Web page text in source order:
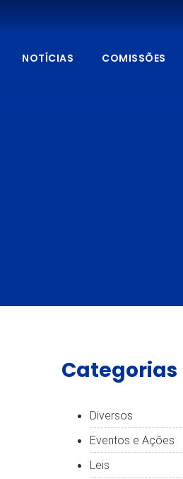
NOTÍCIAS COMISSÕES
Categorias
Diversos
Eventos e Ações
Leis